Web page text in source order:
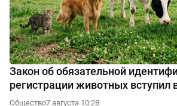
Закон об обязательной
регистрации животных вступил
Общество7 августа 10:28